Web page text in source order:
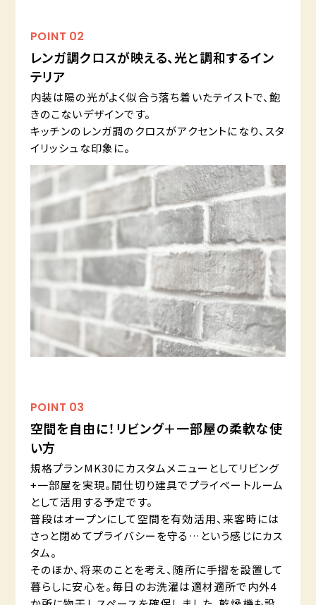
POINT 02
レンガ調クロスが映える、光と調和するイン
テリア
内装は陽の光がよく似合う落ち着いたテイストで、飽
きのこないデザインです。
キッチンのレンガ調のクロスがアクセントになり、スタ
イリッシュな印象に。
POINT 03
空間を自由に！リビング＋一部屋の柔軟な使
い方
規格プランMK30にカスタムメニューとしてリビング
+一部屋を実現。間仕切り建具でプライベートルーム
として活用する予定です。
普段はオープンにして空間を有効活用、来客時には
さっと閉めてプライバシーを守る…という感じにカス
タム。
そのほか、将来のことを考え、随所に手摺を設置して
暮らしに安心を。毎日のお洗濯は適材適所で内外4